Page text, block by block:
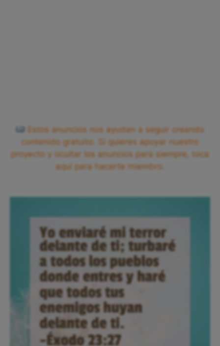
Estos anuncios nos ayudan a seguir creando
contenido gratuito. Si quieres apoyar nuestro
proyecto y ocultar los anuncios para siempre, toca
aquí para hacerte miembro.